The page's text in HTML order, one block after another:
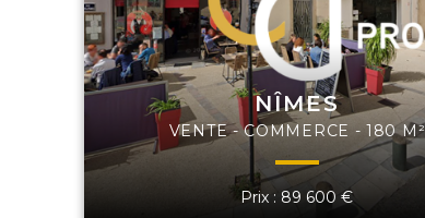
NÎMES
VENTE - COMMERCE - 180 M²
Prix : 89 600 €